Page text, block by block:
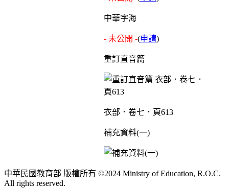
中華字海
- 未公開 -(申請)
重訂直音篇
衣部．卷七．頁613
補充資料(一)
中華民國教育部 版權所有 ©2024 Ministry of Education, R.O.C.
All rights reserved.